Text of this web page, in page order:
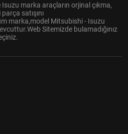
marka araçların orjinal çıkma,
satışını
marka,model Mitsubishi - Isuzu
Sitemizde bulamadığınız